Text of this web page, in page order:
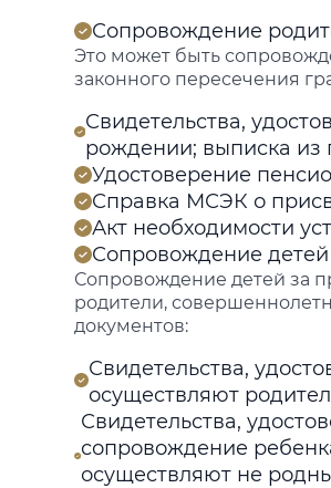
Сопровождение
Это может быть
законного пересечения
Свидетельства,
рождении; выписка из
Удостоверение
Справка МСЭК о
Акт необходимости
Сопровождение детей
Сопровождение детей за
родители,
документов:
Свидетельства,
осуществляют
Свидетельства,
сопровождение
осуществляют не